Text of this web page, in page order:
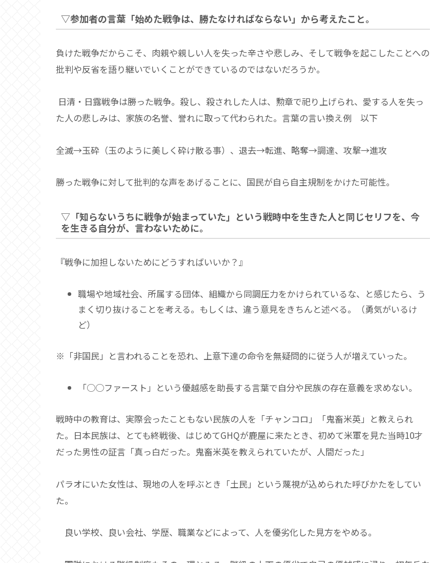
▽参加者の言葉「始めた戦争は、勝たなければならない」から考えたこと。
負けた戦争だからこそ、肉親や親しい人を失った辛さや悲しみ、そして戦争を起こしたことへの
批判や反省を語り継いでいくことができているのではないだろうか。
日清・日露戦争は勝った戦争。殺し、殺されした人は、勲章で祀り上げられ、愛する人を失っ
た人の悲しみは、家族の名誉、誉れに取って代わられた。言葉の言い換え例 以下
全滅→玉砕（玉のように美しく砕け散る事）、退去→転進、略奪→調達、攻撃→進攻
勝った戦争に対して批判的な声をあげることに、国民が自ら自主規制をかけた可能性。
▽「知らないうちに戦争が始まっていた」という戦時中を生きた人と同じセリフを、今
を生きる自分が、言わないために。
『戦争に加担しないためにどうすればいいか？』
職場や地域社会、所属する団体、組織から同調圧力をかけられているな、と感じたら、う
まく切り抜けることを考える。もしくは、違う意見をきちんと述べる。（勇気がいるけ
ど）
※「非国民」と言われることを恐れ、上意下達の命令を無疑問的に従う人が増えていった。
「○○ファースト」という優越感を助長する言葉で自分や民族の存在意義を求めない。
戦時中の教育は、実際会ったこともない民族の人を「チャンコロ」「鬼畜米英」と教えられ
た。日本民族は、とても終戦後、はじめてGHQが鹿屋に来たとき、初めて米軍を見た当時10才
だった男性の証言「真っ白だった。鬼畜米英を教えられていたが、人間だった」
パラオにいた女性は、現地の人を呼ぶとき「土民」という蔑視が込められた呼びかたをしてい
た。
良い学校、良い会社、学歴、職業などによって、人を優劣化した見方をやめる。